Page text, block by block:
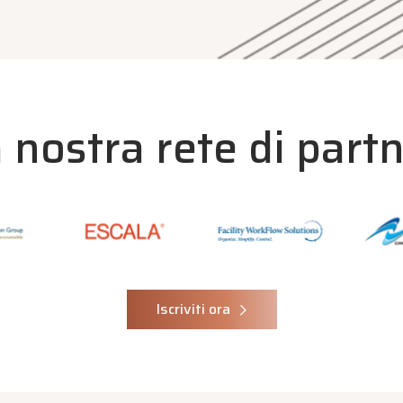
nostra rete di
Iscriviti ora